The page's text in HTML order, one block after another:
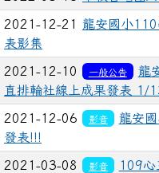
2021-12-21 龍安國小
表影集
2021-12-10 一般公告
龍
直排輪社線上成果發表 1/
2021-12-06 影音
龍安
發表!!!
2021-03-08 影音
109心